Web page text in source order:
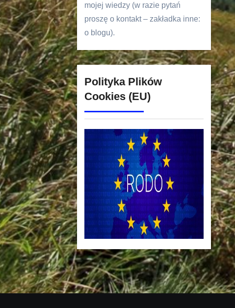
mojej wiedzy (w razie pytań
proszę o kontakt – zakładka inne:
o blogu).
Polityka Plików
Cookies (EU)